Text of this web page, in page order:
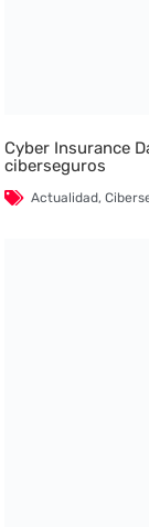
Cyber Insurance
ciberseguros
Actualidad,